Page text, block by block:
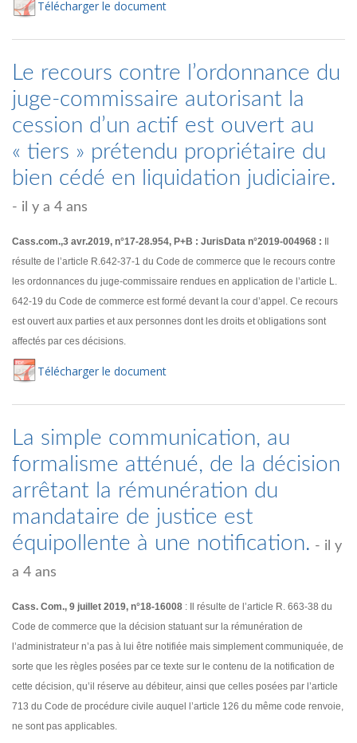
Télécharger le document
Le recours contre l’ordonnance du
juge-commissaire autorisant la
cession d’un actif est ouvert au
« tiers » prétendu propriétaire du
bien cédé en liquidation judiciaire.
- il y a 4 ans
Cass.com.,3 avr.2019, n°17-28.954, P+B : JurisData n°2019-004968 :
résulte de l’article R.642-37-1 du Code de commerce que le recours contre
les ordonnances du juge-commissaire rendues en application de l’article L.
642-19 du Code de commerce est formé devant la cour d’appel. Ce recours
est ouvert aux parties et aux personnes dont les droits et obligations sont
affectés par ces décisions.
Télécharger le document
La simple communication, au
formalisme atténué, de la décision
arrêtant la rémunération du
mandataire de justice est
équipollente à une notification. - il y
a 4 ans
Cass. Com., 9 juillet 2019, n°18-16008 : Il résulte de l’article R. 663-38 du
Code de commerce que la décision statuant sur la rémunération de
l’administrateur n’a pas à lui être notifiée mais simplement communiquée, de
sorte que les règles posées par ce texte sur le contenu de la notification de
cette décision, qu’il réserve au débiteur, ainsi que celles posées par l’article
713 du Code de procédure civile auquel l’article 126 du même code renvoie,
ne sont pas applicables.